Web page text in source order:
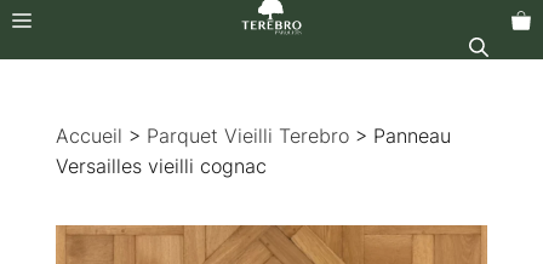
contenu
Menu
Accueil > Parquet Vieilli Terebro > Panneau
Versailles vieilli cognac